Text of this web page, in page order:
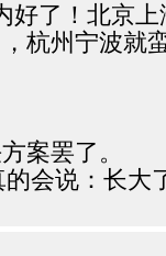
了！北京
杭州宁波
案罢了。
会说：长